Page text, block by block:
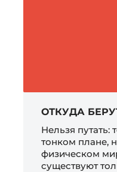
ОТКУДА
Нельзя путать:
тонком плане,
физическом
существуют